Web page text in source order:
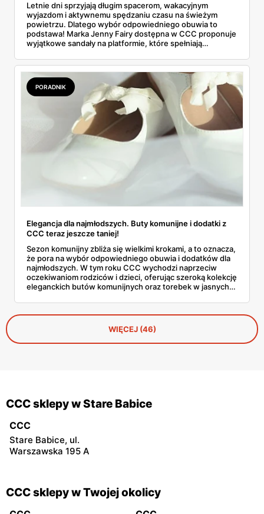
Letnie dni sprzyjają długim spacerom, wakacyjnym
wyjazdom i aktywnemu spędzaniu czasu na świeżym
powietrzu. Dlatego wybór odpowiedniego obuwia to
podstawa! Marka Jenny Fairy dostępna w CCC proponuje
wyjątkowe sandały na platformie, które spełniają
modne i... niezwykle przystępne cenowo.
PORADNIK
Elegancja dla najmłodszych. Buty komunijne i dodatki z
CCC teraz jeszcze taniej!
Sezon komunijny zbliża się wielkimi krokami, a to oznacza,
że pora na wybór odpowiedniego obuwia i dodatków dla
najmłodszych. W tym roku CCC wychodzi naprzeciw
oczekiwaniom rodziców i dzieci, oferując szeroką kolekcję
eleganckich butów komunijnych oraz torebek w jasnych,
ALL20 można zyskać 20 zł zniżki!
WIĘCEJ (46)
CCC sklepy w Stare Babice
CCC
Stare Babice, ul.
Warszawska 195 A
CCC sklepy w Twojej okolicy